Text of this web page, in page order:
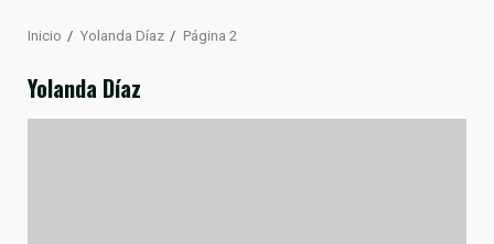
Inicio Yolanda Díaz Página 2
Yolanda Díaz